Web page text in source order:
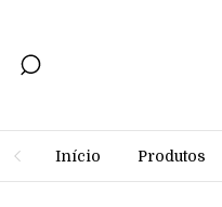
Início Produtos